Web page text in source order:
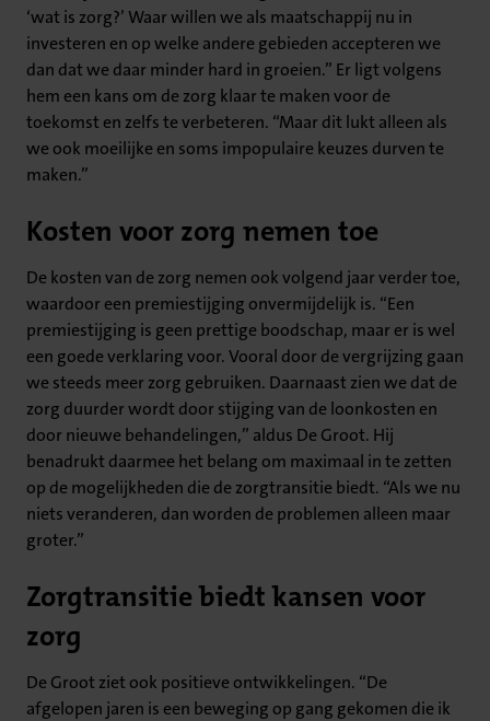
‘wat is zorg?’ Waar willen we als maatschappij nu in
investeren en op welke andere gebieden accepteren we
dan dat we daar minder hard in groeien.” Er ligt volgens
hem een kans om de zorg klaar te maken voor de
toekomst en zelfs te verbeteren. “Maar dit lukt alleen als
we ook moeilijke en soms impopulaire keuzes durven te
maken.”
Kosten voor zorg nemen toe
De kosten van de zorg nemen ook volgend jaar verder toe,
waardoor een premiestijging onvermijdelijk is. “Een
premiestijging is geen prettige boodschap, maar er is wel
een goede verklaring voor. Vooral door de vergrijzing gaan
we steeds meer zorg gebruiken. Daarnaast zien we dat de
zorg duurder wordt door stijging van de loonkosten en
door nieuwe behandelingen,” aldus De Groot. Hij
benadrukt daarmee het belang om maximaal in te zetten
op de mogelijkheden die de zorgtransitie biedt. “Als we nu
niets veranderen, dan worden de problemen alleen maar
groter.”
Zorgtransitie biedt kansen voor
zorg
De Groot ziet ook positieve ontwikkelingen. “De
afgelopen jaren is een beweging op gang gekomen die ik